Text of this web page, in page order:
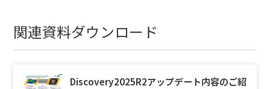
関連資料ダウンロード
Discovery2025R2アップデート内容のご紹